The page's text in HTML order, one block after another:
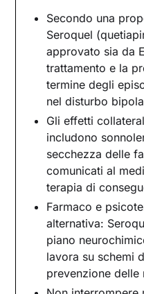
Effetti collaterali
Interazioni con
Avvertenze e
Seroquel e
percorso di cura
Secondo una
Seroquel
approvato sia da
trattamento e la
termine degli
nel disturbo
Gli effetti
includono
secchezza delle
comunicati al
terapia di
Farmaco e
alternativa:
piano
lavora su schemi
prevenzione delle